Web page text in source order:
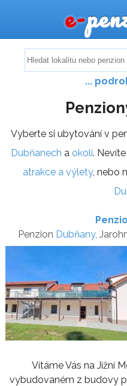
e-
...
Vyberte si ubytování v
Dubňanech a okolí.
atrakce a výlety, nebo
Penzion Dubňany,
Vítáme Vás na Jižní
vybudovaném z budovy